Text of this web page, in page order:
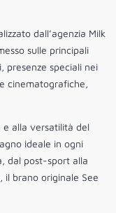
dall’agenzia Milk
sulle principali
speciali nei
cinematografiche,
e alla versatilità del
ideale in ogni
dal post-sport alla
il brano originale See